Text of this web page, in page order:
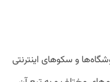
و سکوهای اینترنتی